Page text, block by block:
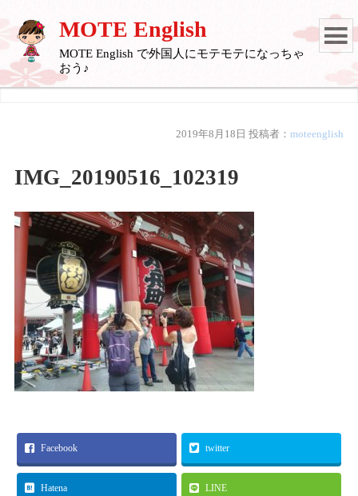
MOTE English
MOTE English で外国人にモテモテになっちゃ
おう♪
2019年8月18日 投稿者：moteenglish
IMG_20190516_102319
Facebook twitter
Hatena LINE